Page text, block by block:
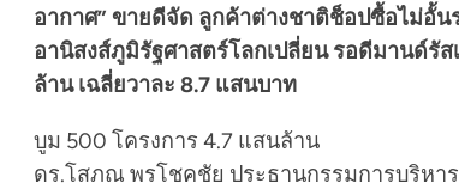
อากาศ” ขายดีจัด ลูกค้าต่างชาติช็อปซื้อไม่อั้น
อานิสงส์ภูมิรัฐศาสตร์โลกเปลี่ยน รอดีมานด์รั
ล้าน เฉลี่ยวาละ 8.7 แสนบาท
บูม 500 โครงการ 4.7 แสนล้าน
ดร.โสภณ พรโชคชัย ประธานกรรมการบริหา